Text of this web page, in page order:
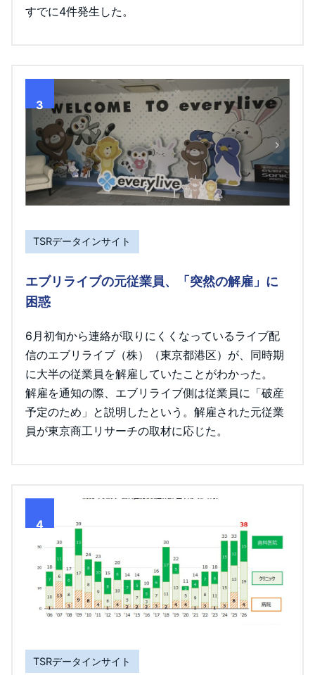
すでに4件発生した。
3
TSRデータインサイト
エブリライブの元従業員、「突然の解雇」に
困惑
6月初旬から連絡が取りにくくなっているライブ配
信のエブリライブ（株）（東京都港区）が、同時期
に大半の従業員を解雇していたことがわかった。
解雇を通知の際、エブリライブ側は従業員に「破産
予定のため」と説明したという。解雇された元従業
員が東京商工リサーチの取材に応じた。
4
TSRデータインサイト